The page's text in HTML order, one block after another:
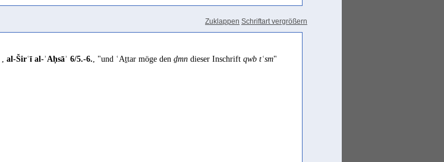
Zuklappen Schriftart vergrößern
, al-Širʿī al-ʾAḥsāʾ 6/5.-6., "und ʿAṯtar möge den ḏmn dieser Inschrift qwb tʿsm"